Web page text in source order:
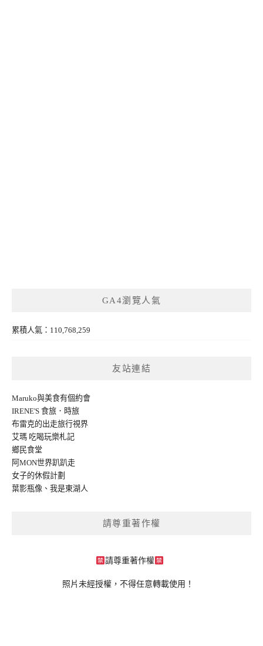
GA4瀏覽人氣
累積人氣：110,768,259
友站連結
Maruko與美食有個約會
IRENE'S 食旅．時旅
布雷克的出走旅行視界
艾瑪 吃喝玩樂札記
鄉民食堂
阿MON世界趴趴走
女子的休假計劃
葉影瓶像 、 我是東湖人
請尊重著作權
請尊重著作權
照片未經授權，不得任意轉載使用！